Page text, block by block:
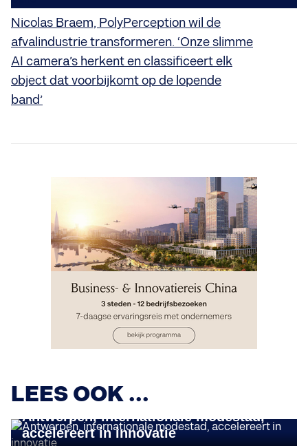
Nicolas Braem, PolyPerception wil de
afvalindustrie transformeren. ‘Onze slimme
AI camera’s herkent en classificeert elk
object dat voorbijkomt op de lopende
band’
LEES OOK ...
TRENDS & INNOVATIE
Antwerpen, internationale modestad,
accelereert in innovatie
TECH & INNOVATIE